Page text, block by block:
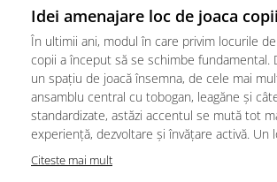
Idei amenajare loc de joaca
În ultimii ani, modul în care privim locurile
copii a început să se schimbe fundamental.
un spațiu de joacă însemna, de cele mai
ansamblu central cu tobogan, leagăne și
standardizate, astăzi accentul se mută tot
experiență, dezvoltare și învățare activă. Un
Citeste mai mult